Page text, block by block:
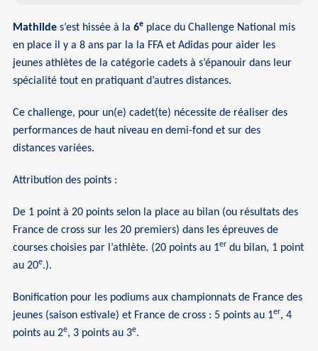
Mathilde s’est hissée à la6e place du Challenge National mis
en place il y a 8 ans par la la FFA et Adidas pour aider les
jeunes athlètes de la catégorie cadets à s’épanouir dans leur
spécialité tout en pratiquant d’autres distances.
Ce challenge, pour un(e) cadet(te) nécessite de réaliser des
performances de haut niveau en demi-fond et sur des
distances variées.
Attribution des points :
De 1 point à 20 points selon la place au bilan (ou résultats des
France de cross sur les 20 premiers) dans les épreuves de
courses choisies par l’athlète. (20 points au 1er du bilan, 1 point
au 20e.).
Bonification pour les podiums aux championnats de France des
jeunes (saison estivale) et France de cross : 5 points au 1er, 4
points au 2e, 3 points au 3e.